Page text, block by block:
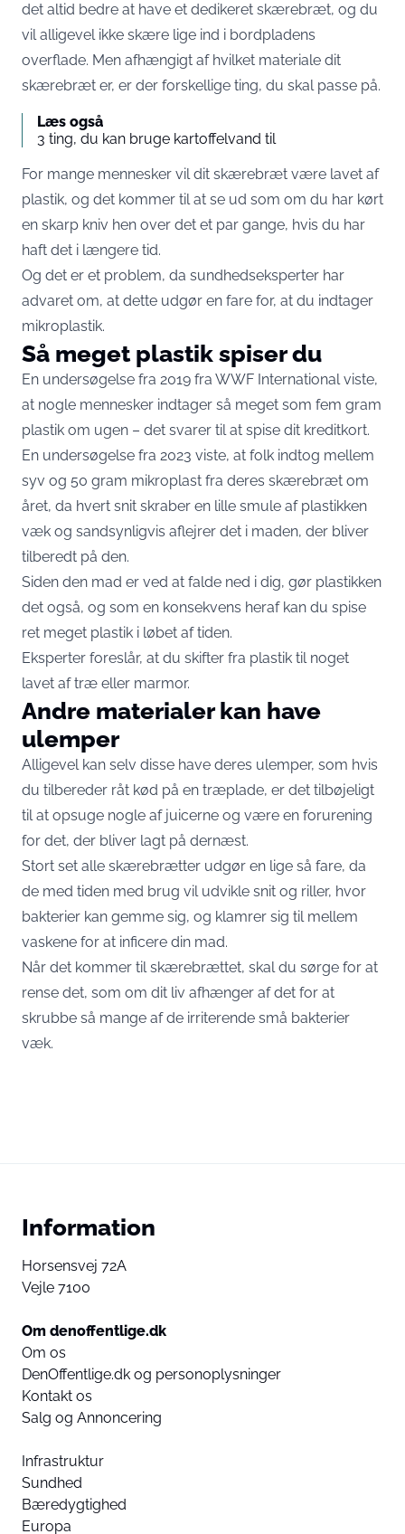
det altid bedre at have et dedikeret skærebræt, og du
vil alligevel ikke skære lige ind i bordpladens
overflade. Men afhængigt af hvilket materiale dit
skærebræt er, er der forskellige ting, du skal passe på.
Læs også
3 ting, du kan bruge kartoffelvand til
For mange mennesker vil dit skærebræt være lavet af
plastik, og det kommer til at se ud som om du har kørt
en skarp kniv hen over det et par gange, hvis du har
haft det i længere tid.
Og det er et problem, da sundhedseksperter har
advaret om, at dette udgør en fare for, at du indtager
mikroplastik.
Så meget plastik spiser du
En undersøgelse fra 2019 fra WWF International viste,
at nogle mennesker indtager så meget som fem gram
plastik om ugen – det svarer til at spise dit kreditkort.
En undersøgelse fra 2023 viste, at folk indtog mellem
syv og 50 gram mikroplast fra deres skærebræt om
året, da hvert snit skraber en lille smule af plastikken
væk og sandsynligvis aflejrer det i maden, der bliver
tilberedt på den.
Siden den mad er ved at falde ned i dig, gør plastikken
det også, og som en konsekvens heraf kan du spise
ret meget plastik i løbet af tiden.
Eksperter foreslår, at du skifter fra plastik til noget
lavet af træ eller marmor.
Andre materialer kan have
ulemper
Alligevel kan selv disse have deres ulemper, som hvis
du tilbereder råt kød på en træplade, er det tilbøjeligt
til at opsuge nogle af juicerne og være en forurening
for det, der bliver lagt på dernæst.
Stort set alle skærebrætter udgør en lige så fare, da
de med tiden med brug vil udvikle snit og riller, hvor
bakterier kan gemme sig, og klamrer sig til mellem
vaskene for at inficere din mad.
Når det kommer til skærebrættet, skal du sørge for at
rense det, som om dit liv afhænger af det for at
skrubbe så mange af de irriterende små bakterier
væk.
Information
Horsensvej 72A
Vejle 7100
Om denoffentlige.dk
Om os
DenOffentlige.dk og personoplysninger
Kontakt os
Salg og Annoncering
Infrastruktur
Sundhed
Bæredygtighed
Europa